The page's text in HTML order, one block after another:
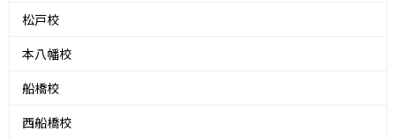
松戸校
本八幡校
船橋校
西船橋校